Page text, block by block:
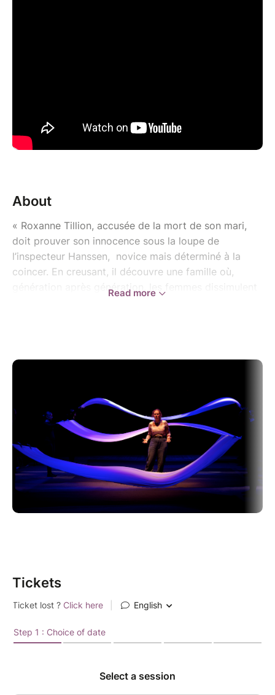
About
« Roxanne Tillion, accusée de la mort de son mari,
doit prouver son innocence sous la loupe de
l’inspecteur Hanssen, novice mais déterminé à la
coincer. En creusant, il découvre une famille où,
génération après génération, les femmes dissimulent
entre rires, drames et révélations. Du swing
envoûtants, chaque chanson vous rapproche d’un
secret familial aussi noir – et surprenant – qu’il n’y
Prêt à vibrer avec les “Veuves Noires” et à explorer
leurs secrets dans un spectacle inoubliable ?
Read more
Tickets